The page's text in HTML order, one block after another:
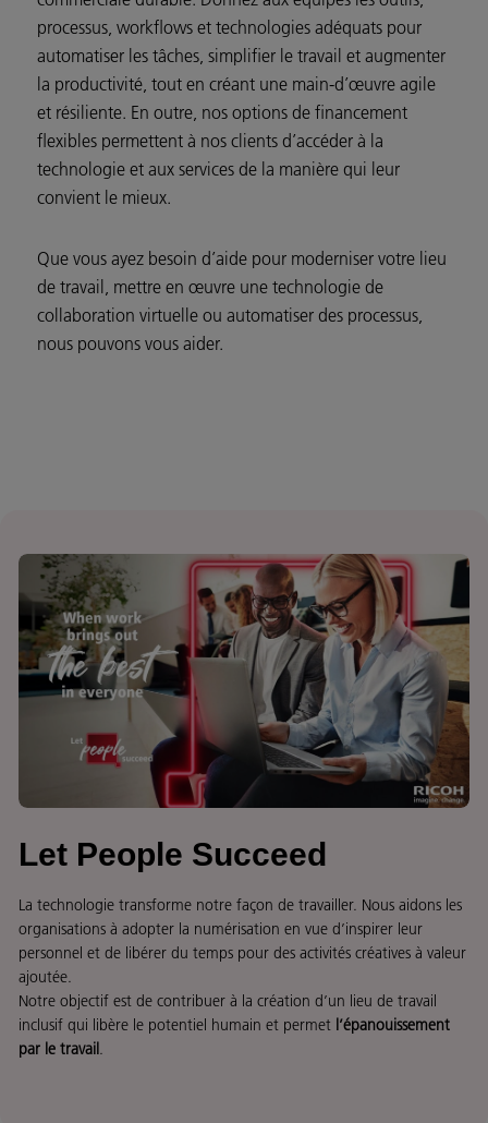
processus, workflows et technologies adéquats pour
automatiser les tâches, simplifier le travail et augmenter
la productivité, tout en créant une main-d’œuvre agile
et résiliente. En outre, nos options de financement
flexibles permettent à nos clients d’accéder à la
technologie et aux services de la manière qui leur
convient le mieux.
Que vous ayez besoin d’aide pour moderniser votre lieu
de travail, mettre en œuvre une technologie de
collaboration virtuelle ou automatiser des processus,
nous pouvons vous aider.
Let People Succeed
La technologie transforme notre façon de travailler. Nous aidons les
organisations à adopter la numérisation en vue d’inspirer leur
personnel et de libérer du temps pour des activités créatives à valeur
ajoutée.
Notre objectif est de contribuer à la création d’un lieu de travail
inclusif qui libère le potentiel humain et permet l’épanouissement
par le travail.